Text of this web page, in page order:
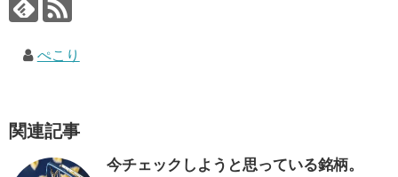
ぺこり
関連記事
今チェックしようと思っている銘柄。